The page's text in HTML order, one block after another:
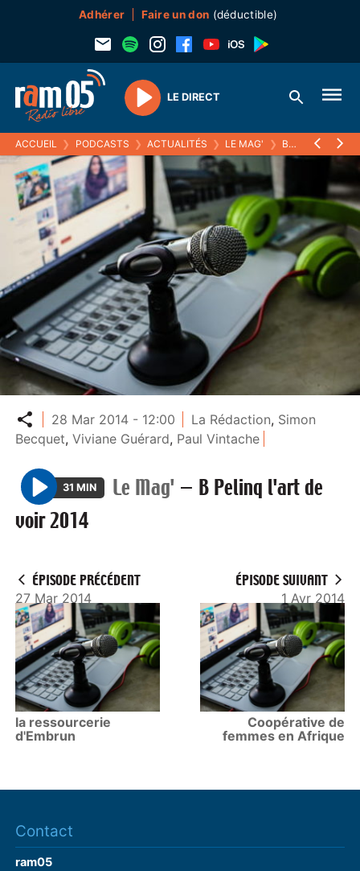
Adhérer Faire un don (déductible)
Play
LE DIRECT
ACCUEIL ❯ PODCASTS ❯ ACTUALITÉS ❯ LE MAG' ❯ B PELINQ L'ART DE VOIR 2014
Partager
28 Mar 2014 - 12:00 La Rédaction, Simon
Becquet,Viviane Guérard, Paul Vintache
P
l
31 MIN Le Mag' — B Pelinq l'art de
voir 2014
ÉPISODE PRÉCÉDENT
27 Mar 2014
la ressourcerie
d'Embrun
ÉPISODE SUIVANT
1 Avr 2014
Coopérative de
femmes en Afrique
Contact
ram05